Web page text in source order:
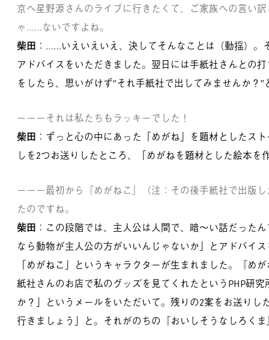
京へ星野源さんのライブに行きたくて、ご家族への言い
ゃ……ないですよね。
柴田 ：……いえいえいえ、決してそんなことは（動揺）。
アドバイスをいただきました。翌日には手紙社さんとの
をしたら、思いがけず“それ手紙社で出してみませんか？
－－－それは私たちもラッキーでした！
柴田 ：ずっと心の中にあった「めがね」を題材としたス
しを2つお送りしたところ、「めがねを題材とした絵本を
－－－最初から『めがねこ』（注：その後手紙社で出版
たのですね。
柴田 ：この段階では、主人公は人間で、暗〜い話だった
なら動物が主人公の方がいいんじゃないか」とアドバイ
「めがねこ」というキャラクターが生まれました。『め
紙社さんのお店で私のグッズを見てくれたというPHP研
か？」というメールをいただいて。残りの2案をお送りし
行きましょう」と。それがのちの『おいしそうなしろく